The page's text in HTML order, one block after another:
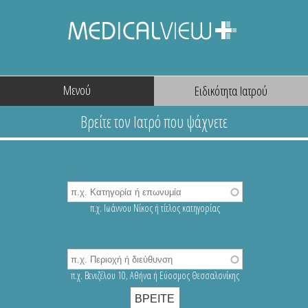
Μενού
π.χ. Ιωάννου Νίκος ή τίτλος κατηγορίας
π.χ. Βενιζέλου 10, Αθήνα ή Εύοσμος Θεσσαλονίκης